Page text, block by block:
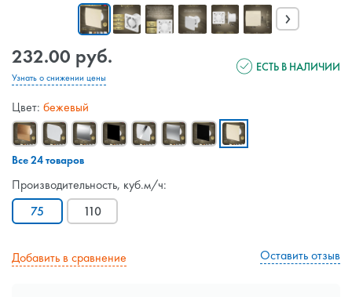
›
232.00 руб.
Узнать о снижении цены
ЕСТЬ В НАЛИЧИИ
Цвет: бежевый
Все 24 товаров
Производительность, куб.м/ч:
75
110
Добавить в сравнение Оставить отзыв